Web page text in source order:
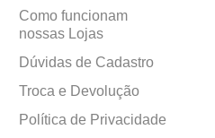
Como funcionam
nossas Lojas
Dúvidas de Cadastro
Troca e Devolução
Política de Privacidade